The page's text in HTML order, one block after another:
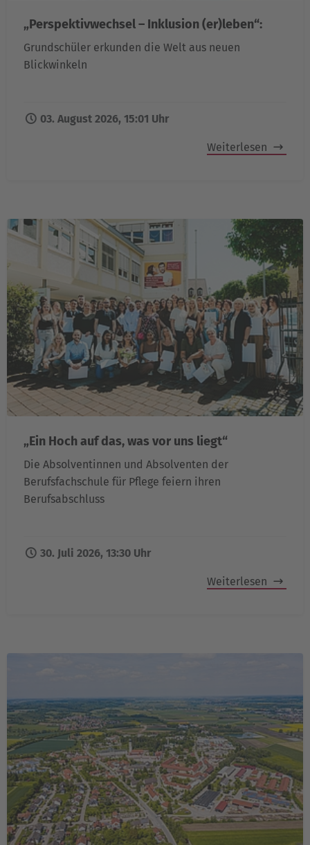
„Perspektivwechsel – Inklusion (er)leben“:
Grundschüler erkunden die Welt aus neuen
Blickwinkeln
03. August 2026, 15:01 Uhr
Weiterlesen
„Ein Hoch auf das, was vor uns liegt“
Die Absolventinnen und Absolventen der
Berufsfachschule für Pflege feiern ihren
Berufsabschluss
30. Juli 2026, 13:30 Uhr
Weiterlesen